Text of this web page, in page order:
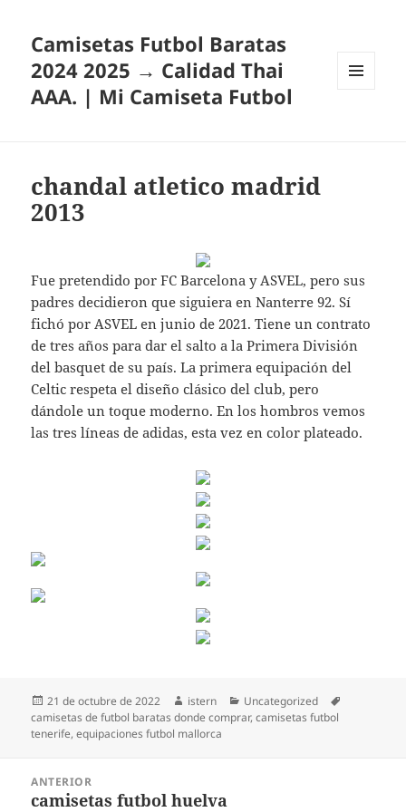
Camisetas Futbol Baratas
2024 2025 → Calidad Thai
AAA. | Mi Camiseta Futbol
chandal atletico madrid
2013
Fue pretendido por FC Barcelona y ASVEL, pero sus
padres decidieron que siguiera en Nanterre 92. Sí
fichó por ASVEL en junio de 2021. Tiene un contrato
de tres años para dar el salto a la Primera División
del basquet de su país. La primera equipación del
Celtic respeta el diseño clásico del club, pero
dándole un toque moderno. En los hombros vemos
las tres líneas de adidas, esta vez en color plateado.
Publicado
el
21 de octubre de 2022 Autor
istern Categorías
Uncategorized
camisetas de futbol baratas donde comprar,camisetas futbol
tenerife,equipaciones futbol mallorca
ANTERIOR
Entrada
camisetas futbol huelva